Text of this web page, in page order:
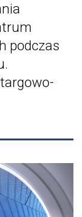
podczas